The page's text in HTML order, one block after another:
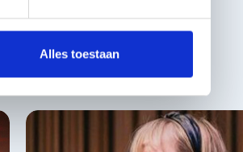
Alles toestaan